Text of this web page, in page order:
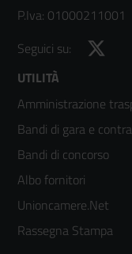
P.Iva: 01000211001
Seguici su:
Footer
menù
colonna
2
UTILITÀ
Amministrazione
Bandi di gara e
Bandi di concorso
Albo fornitori
Unioncamere.Net
Rassegna Stampa